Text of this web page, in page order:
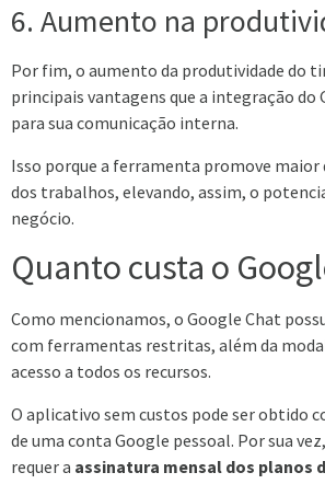
6. Aumento na
Por fim, o aumento da produtividade do
principais vantagens que a integração do
para sua comunicação interna.
Isso porque a ferramenta promove maior
dos trabalhos, elevando, assim, o
negócio.
Quanto custa o
Como mencionamos, o Google Chat
com ferramentas restritas, além da
acesso a todos os recursos.
O aplicativo sem custos pode ser obtido
de uma conta Google pessoal. Por sua
requer a assinatura mensal dos planos